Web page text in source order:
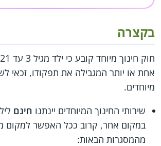
בקצרה
אחת או יותר המגבילה את תפקודו, זכאי
מיוחדים.
שירותי החינוך המיוחדים יינתנו חינם
במקום אחר, קרוב ככל האפשר למקום
מהמסגרות הבאות: